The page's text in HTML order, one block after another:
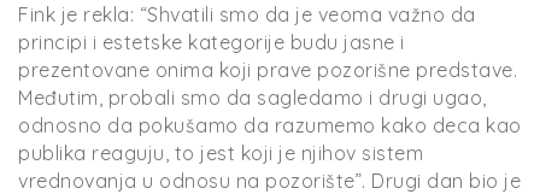
Fink je rekla: “Shvatili smo da je veoma važno da
principi i estetske kategorije budu jasne i
prezentovane onima koji prave pozorišne predstave.
Međutim, probali smo da sagledamo i drugi ugao,
odnosno da pokušamo da razumemo kako deca kao
publika reaguju, to jest koji je njihov sistem
vrednovanja u odnosu na pozorište”. Drugi dan bio je